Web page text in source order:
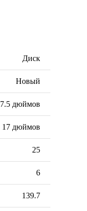
Диск
Новый
7.5 дюймов
17 дюймов
25
6
139.7